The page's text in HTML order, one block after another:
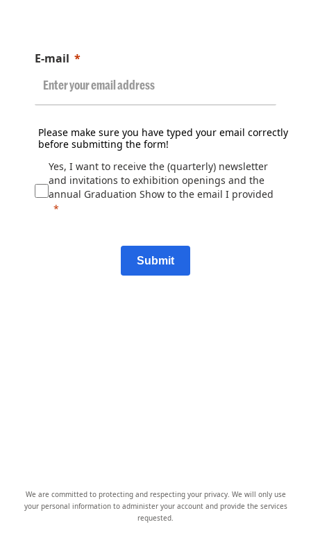
E-mail
Please make sure you have typed your email correctly
before submitting the form!
Yes, I want to receive the (quarterly) newsletter
and invitations to exhibition openings and the
annual Graduation Show to the email I provided
Submit
We are committed to protecting and respecting your privacy. We will only use
your personal information to administer your account and provide the services
requested.